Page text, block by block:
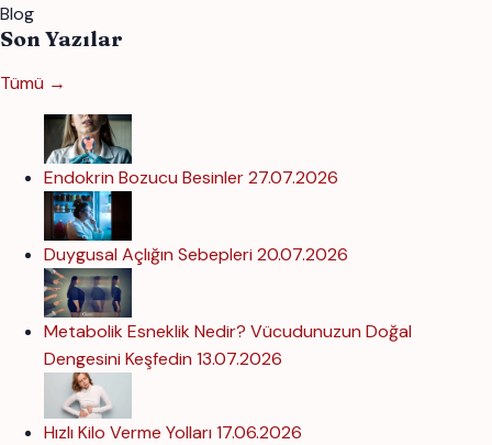
Blog
Son Yazılar
Tümü →
Endokrin Bozucu Besinler27.07.2026
Duygusal Açlığın Sebepleri 20.07.2026
Metabolik Esneklik Nedir? Vücudunuzun Doğal
Dengesini Keşfedin 13.07.2026
Hızlı Kilo Verme Yolları 17.06.2026